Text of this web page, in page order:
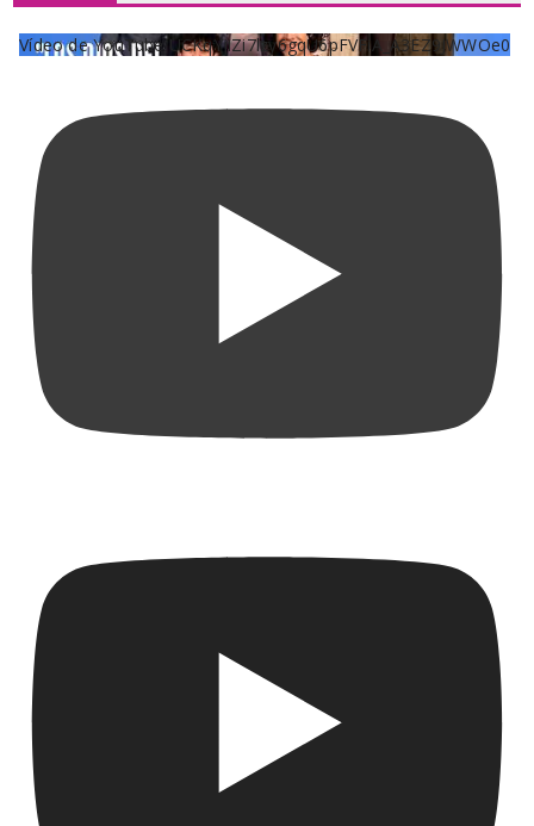
Vídeo de YouTube UCKqYjiZi7lzy6gqU6pFVFiA_A3EZ9JWWOe0